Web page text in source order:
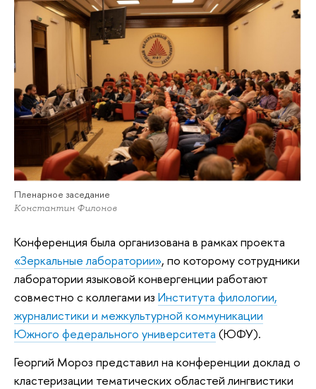
Пленарное заседание
Константин Филонов
Конференция была организована в рамках проекта
«Зеркальные лаборатории», по которому сотрудники
лаборатории языковой конвергенции работают
совместно с коллегами из Института филологии,
журналистики и межкультурной коммуникации
Южного федерального университета (ЮФУ).
Георгий Мороз представил на конференции доклад о
кластеризации тематических областей лингвистики